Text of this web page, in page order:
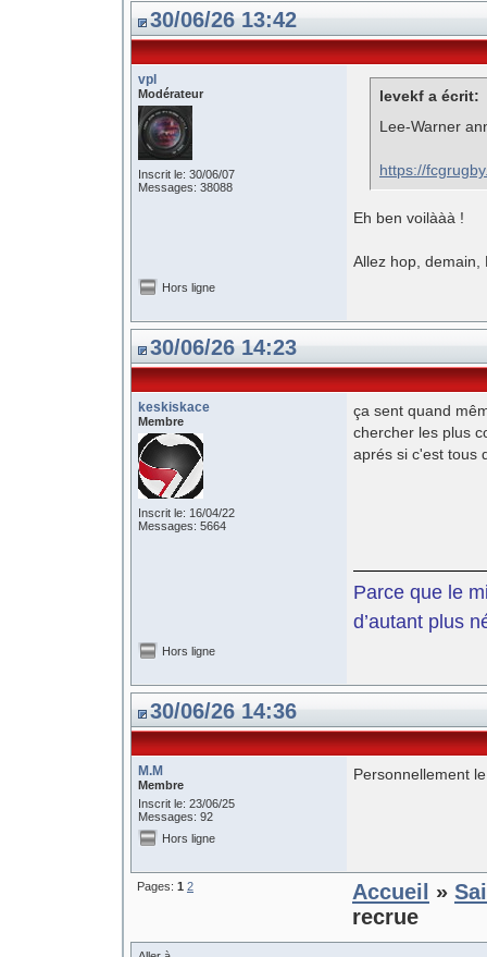
30/06/26 13:42
vpl
Modérateur
Inscrit le: 30/06/07
Messages: 38088
levekf a écrit:
Lee-Warner
https://
Eh ben voilààà !
Allez hop, demain,
Hors ligne
30/06/26 14:23
keskiskace
Membre
Inscrit le: 16/04/22
Messages: 5664
ça sent quand
chercher les plus
aprés si c'est tous
Parce que le
d’autant plus
Hors ligne
30/06/26 14:36
M.M
Membre
Inscrit le: 23/06/25
Messages: 92
Personnellement
Hors ligne
Pages: 1 2 Accueil »
recrue